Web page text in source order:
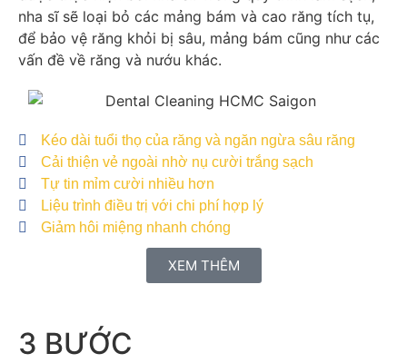
nha sĩ sẽ loại bỏ các mảng bám và cao răng tích tụ,
để bảo vệ răng khỏi bị sâu, mảng bám cũng như các
vấn đề về răng và nướu khác.
Kéo dài tuổi thọ của răng và ngăn ngừa sâu răng
Cải thiện vẻ ngoài nhờ nụ cười trắng sạch
Tự tin mỉm cười nhiều hơn
Liệu trình điều trị với chi phí hợp lý
Giảm hôi miệng nhanh chóng
XEM THÊM
3 BƯỚC